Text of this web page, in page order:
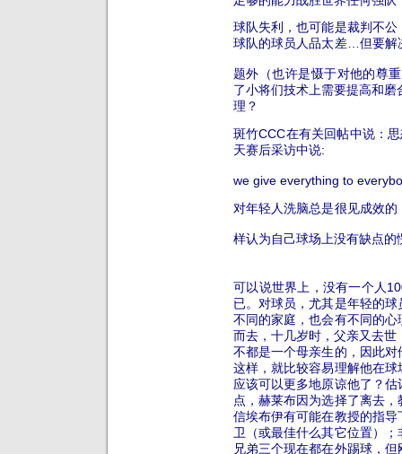
球队失利，也可能是裁判不
球队的球员人品太差…但要解
题外（也许是慑于对他的尊
了小将们技术上需要提高和磨
理？
斑竹CCC在有关回帖中说：
天赛后采访中说:
we give everything to
对年轻人洗脑总是很见成效
样认为自己球场上没有缺点的
可以说世界上，没有一个人
已。对球员，尤其是年轻的
不同的家庭，也会有不同的心
而去，十几岁时，父亲又去
不都是一个母亲生的，因此
这样，就比较容易理解他在
应该可以更多地原谅他了？估
点，赫莱布因为选择了离去
信埃布伊有可能在教授的指
卫（或最佳什么其它位置）；
兄弟三个现在都在外踢球，